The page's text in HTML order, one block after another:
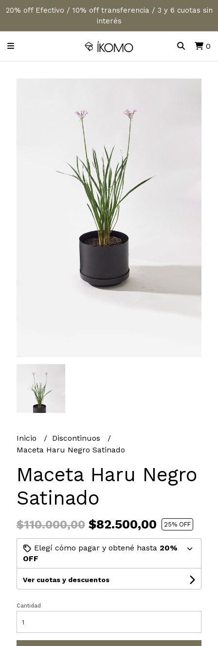
20% off Efectivo / 10% off transferencia / 3 y 6 cuotas sin
interés
0
Inicio
Discontinuos
Maceta Haru Negro Satinado
Maceta Haru Negro
Satinado
$110.000,00$82.500,00 25% OFF
Elegí cómo pagar y obtené hasta 20%
OFF
Ver cuotas y descuentos
Cantidad